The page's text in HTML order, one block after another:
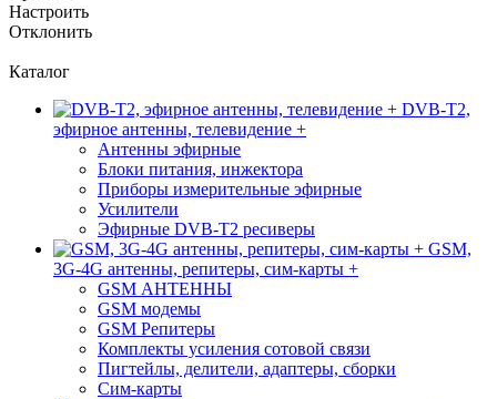
Настроить
Отклонить
Каталог
DVB-T2,
эфирное антенны, телевидение +
Антенны эфирные
Блоки питания, инжектора
Приборы измерительные эфирные
Усилители
Эфирные DVB-T2 ресиверы
GSM,
3G-4G антенны, репитеры, сим-карты +
GSM АНТЕННЫ
GSM модемы
GSM Репитеры
Комплекты усиления сотовой связи
Пигтейлы, делители, адаптеры, сборки
Сим-карты